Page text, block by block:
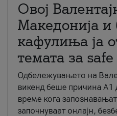
Овој
Македонија и
кафулиња ја
темата за
Одбележувањето на
викенд беше причина А1
време кога
започнуваат онлајн,